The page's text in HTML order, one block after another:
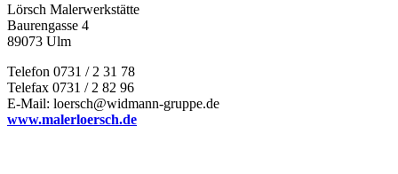
Lörsch Malerwerkstätte
Baurengasse 4
89073 Ulm
Telefon 0731 / 2 31 78
Telefax 0731 / 2 82 96
E-Mail: loersch@widmann-gruppe.de
www.malerloersch.de